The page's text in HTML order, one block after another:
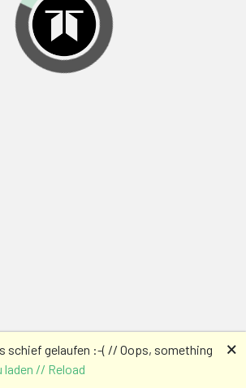
schief gelaufen :-( // Oops, something
laden // Reload
🗙